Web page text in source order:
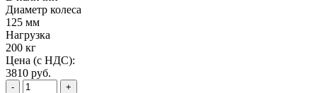
Диаметр колеса
125 мм
Нагрузка
200 кг
Цена (с НДС):
3810 руб.
- +